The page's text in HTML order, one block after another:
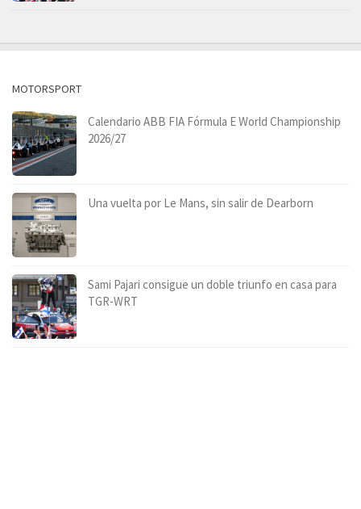
MOTORSPORT
Calendario ABB FIA Fórmula E World Championship
2026/27
Una vuelta por Le Mans, sin salir de Dearborn
Sami Pajari consigue un doble triunfo en casa para
TGR-WRT